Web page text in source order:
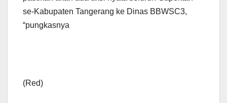
se-Kabupaten Tangerang ke Dinas BBWSC3,
“pungkasnya
(Red)